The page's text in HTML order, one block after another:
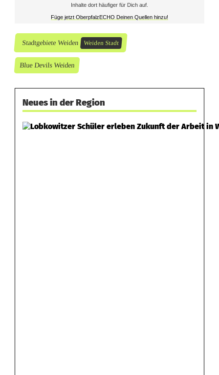
l
s
W
e
Inhalte dort häufiger für Dich auf.
Füge jetzt OberpfalzECHO Deinen Quellen hinzu!
Stadtgebiete Weiden Weiden Stadt
Blue Devils Weiden
Neues in der Region